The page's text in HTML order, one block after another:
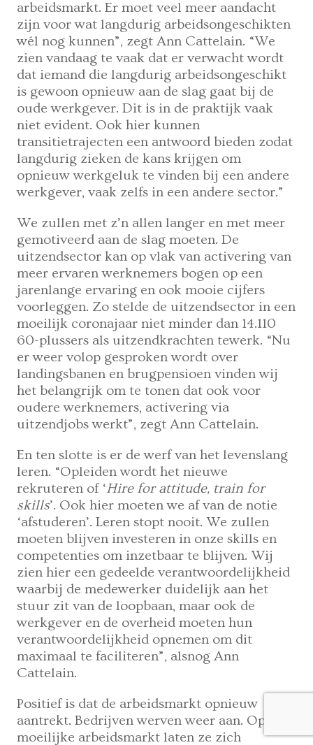
arbeidsmarkt. Er moet veel meer aandacht
zijn voor wat langdurig arbeidsongeschikten
wél nog kunnen”, zegt Ann Cattelain. “We
zien vandaag te vaak dat er verwacht wordt
dat iemand die langdurig arbeidsongeschikt
is gewoon opnieuw aan de slag gaat bij de
oude werkgever. Dit is in de praktijk vaak
niet evident. Ook hier kunnen
transitietrajecten een antwoord bieden zodat
langdurig zieken de kans krijgen om
opnieuw werkgeluk te vinden bij een andere
werkgever, vaak zelfs in een andere sector.”
We zullen met z’n allen langer en met meer
gemotiveerd aan de slag moeten. De
uitzendsector kan op vlak van activering van
meer ervaren werknemers bogen op een
jarenlange ervaring en ook mooie cijfers
voorleggen. Zo stelde de uitzendsector in een
moeilijk coronajaar niet minder dan 14.110
60-plussers als uitzendkrachten tewerk. “Nu
er weer volop gesproken wordt over
landingsbanen en brugpensioen vinden wij
het belangrijk om te tonen dat ook voor
oudere werknemers, activering via
uitzendjobs werkt”, zegt Ann Cattelain.
En ten slotte is er de werf van het levenslang
leren. “Opleiden wordt het nieuwe
rekruteren of ‘Hire for attitude, train for
skills’. Ook hier moeten we af van de notie
‘afstuderen’. Leren stopt nooit. We zullen
moeten blijven investeren in onze skills en
competenties om inzetbaar te blijven. Wij
zien hier een gedeelde verantwoordelijkheid
waarbij de medewerker duidelijk aan het
stuur zit van de loopbaan, maar ook de
werkgever en de overheid moeten hun
verantwoordelijkheid opnemen om dit
maximaal te faciliteren”, alsnog Ann
Cattelain.
Positief is dat de arbeidsmarkt opnieuw
aantrekt. Bedrijven werven weer aan. Op een
moeilijke arbeidsmarkt laten ze zich